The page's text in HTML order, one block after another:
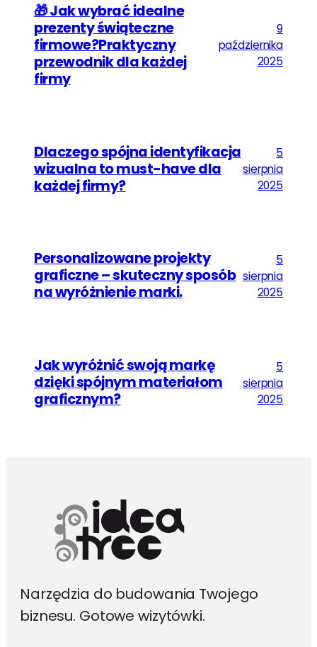
🎁 Jak wybrać idealne
prezenty świąteczne
firmowe?Praktyczny
przewodnik dla każdej
firmy
9
października
2025
Dlaczego spójna identyfikacja
wizualna to must-have dla
każdej firmy?
5
sierpnia
2025
Personalizowane projekty
graficzne – skuteczny sposób
na wyróżnienie marki.
5
sierpnia
2025
Jak wyróżnić swoją markę
dzięki spójnym materiałom
graficznym?
5
sierpnia
2025
Narzędzia do budowania Twojego
biznesu. Gotowe wizytówki.